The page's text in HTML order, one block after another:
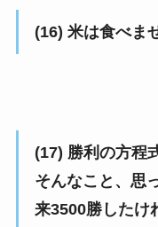
(16) 米は食べま
(17) 勝利の方程
そんなこと、思
来3500勝したけ